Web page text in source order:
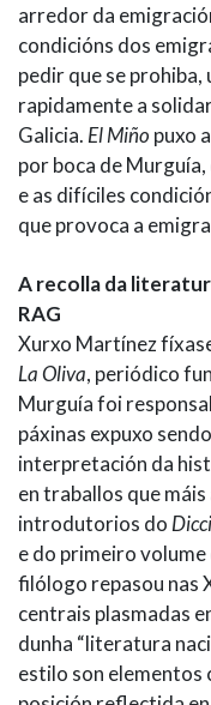
arredor da
condicións dos
pedir que se
rapidamente a
Galicia. El Miño puxo
por boca de
e as difíciles
que provoca a
A recolla da
RAG
Xurxo Martínez
La Oliva, periódico
Murguía foi
páxinas expuxo
interpretación da
en traballos que
introdutorios do
e do primeiro volume
filólogo repasou nas
centrais plasmadas
dunha “literatura
estilo son elementos